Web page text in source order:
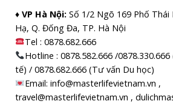
♦ VP Hà Nội: Số 1/2 Ngõ 169 Phố
Hạ, Q. Đống Đa, TP. Hà Nội
Tel :0878.682.666
Hotline : 0878.582.666 /
tế) / 0878.682.666 (Tư vấn Du học)
Email: info@masterlifevietnam.vn ,
travel@masterlifevietnam.vn ,